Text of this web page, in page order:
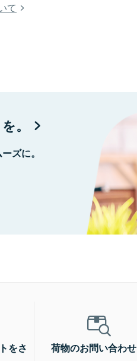
て
。
ズに。
をさ
荷物のお問い合わせ